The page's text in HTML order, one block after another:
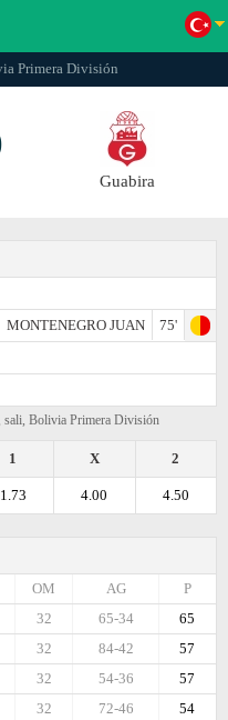
Primera División
Guabirа
MONTENEGRO JUAN
75'
sali, Bolivia Primera División
2
X
1
4.50
4.00
1.73
P
AG
OM
65
65-34
32
57
84-42
32
57
54-36
32
54
72-46
32